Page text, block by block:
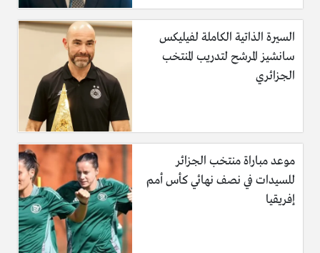
السيرة الذاتية الكاملة لفيليكس
سانشيز المرشح لتدريب المنتخب
الجزائري
موعد مباراة منتخب الجزائر
للسيدات في نصف نهائي كأس أمم
إفريقيا